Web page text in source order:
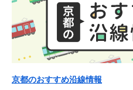
京都のおすすめ沿線情報